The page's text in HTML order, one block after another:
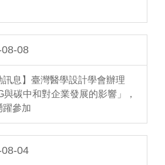
08
訊息】臺灣醫學設計學會辦理
與碳中和對企業發展的影響」，
躍參加
04